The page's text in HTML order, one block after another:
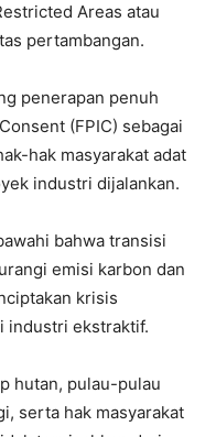
Areas atau
pertambangan.
penerapan penuh
(FPIC) sebagai
hak masyarakat adat
industri dijalankan.
bahwa transisi
emisi karbon dan
krisis
industri ekstraktif.
hutan, pulau-pulau
serta hak masyarakat